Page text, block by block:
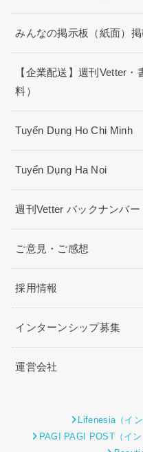
みんなの掲示板（紙面）
【企業配送】週刊Vetter
料）
Tuyển Dụng Ho Chi Minh
Tuyển Dụng Ha Noi
週刊Vetter バックナンバー
ご意見・ご感想
採用情報
インターンシップ募集
運営会社
Lifenesia（イ
PAGI PAGI POST（イ